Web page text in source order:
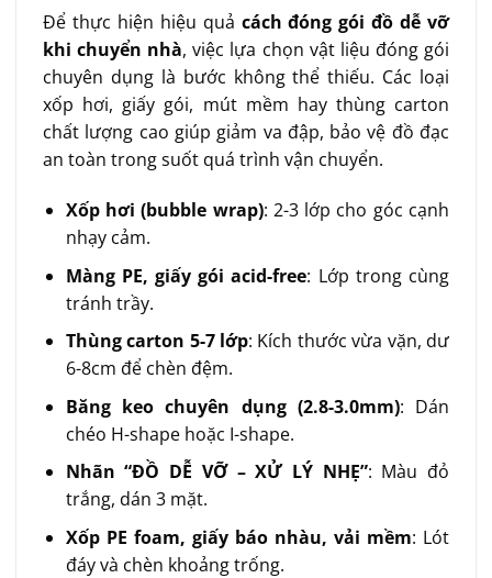
Để thực hiện hiệu quả cách đóng gói đồ dễ vỡ
khi chuyển nhà, việc lựa chọn vật liệu đóng gói
chuyên dụng là bước không thể thiếu. Các loại
xốp hơi, giấy gói, mút mềm hay thùng carton
chất lượng cao giúp giảm va đập, bảo vệ đồ đạc
an toàn trong suốt quá trình vận chuyển.
Xốp hơi (bubble wrap): 2-3 lớp cho góc cạnh
nhạy cảm.
Màng PE, giấy gói acid-free: Lớp trong cùng
tránh trầy.
Thùng carton 5-7 lớp: Kích thước vừa vặn, dư
6-8cm để chèn đệm.
Băng keo chuyên dụng (2.8-3.0mm): Dán
chéo H-shape hoặc I-shape.
Nhãn “ĐỒ DỄ VỠ – XỬ LÝ NHẸ”: Màu đỏ
trắng, dán 3 mặt.
Xốp PE foam, giấy báo nhàu, vải mềm: Lót
đáy và chèn khoảng trống.